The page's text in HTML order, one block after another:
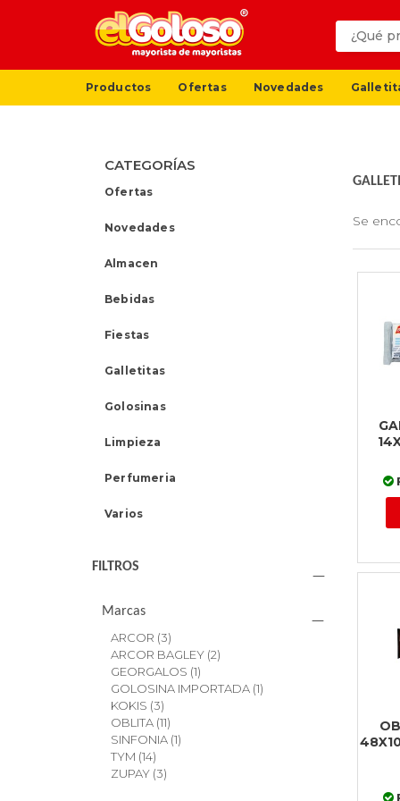
Productos Ofertas Novedades
CATEGORÍAS
Ofertas
Novedades
Almacen
Bebidas
Fiestas
Galletitas
Golosinas
Limpieza
Perfumeria
Varios
FILTROS
Marcas
ARCOR (3)
ARCOR BAGLEY (2)
GEORGALOS (1)
GOLOSINA IMPORTADA (1)
KOKIS (3)
OBLITA (11)
SINFONIA (1)
TYM (14)
ZUPAY (3)
Se